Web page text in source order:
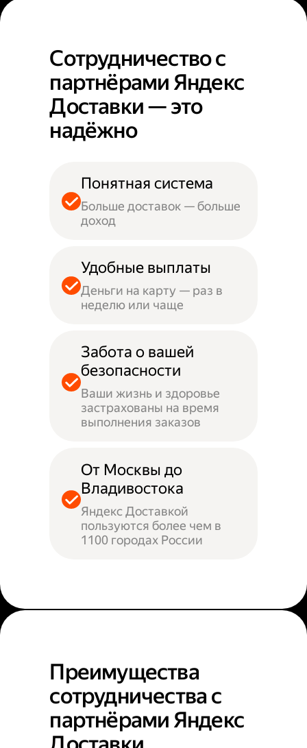
Сотрудничество с
партнёрами Яндекс
Доставки — это
надёжно
Понятная система
Больше доставок — больше
доход
Удобные выплаты
Деньги на карту — раз в
неделю или чаще
Забота о вашей
безопасности
Ваши жизнь и здоровье
застрахованы на время
выполнения заказов
От Москвы до
Владивостока
Яндекс Доставкой
пользуются более чем в
1100 городах России
Преимущества
сотрудничества с
партнёрами Яндекс